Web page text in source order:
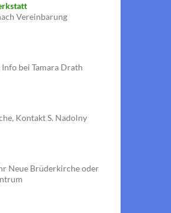
Vereinbarung
bei Tamara Drath
Kontakt S. Nadolny
Neue Brüderkirche oder